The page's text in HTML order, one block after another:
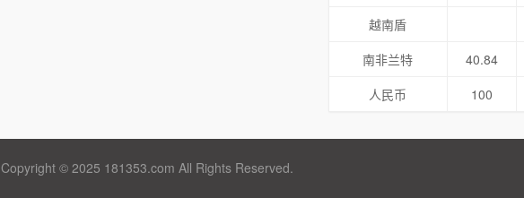
越南盾
南非兰特
40.84
人民币
100
Copyright © 2025 181353.com All Rights Reserved.